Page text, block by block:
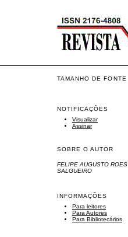
TAMANHO DE FONTE
NOTIFICAÇÕES
Visualizar
Assinar
SOBRE O AUTOR
FELIPE AUGUSTO ROES
SALGUEIRO
INFORMAÇÕES
Para leitores
Para Autores
Para Bibliotecários